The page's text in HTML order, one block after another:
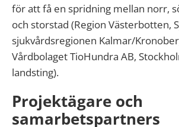
för att få en spridning mellan norr,
och storstad (Region Västerbotten,
sjukvårdsregionen Kalmar/
Vårdbolaget TioHundra AB,
landsting).
Projektägare och
samarbetspartners